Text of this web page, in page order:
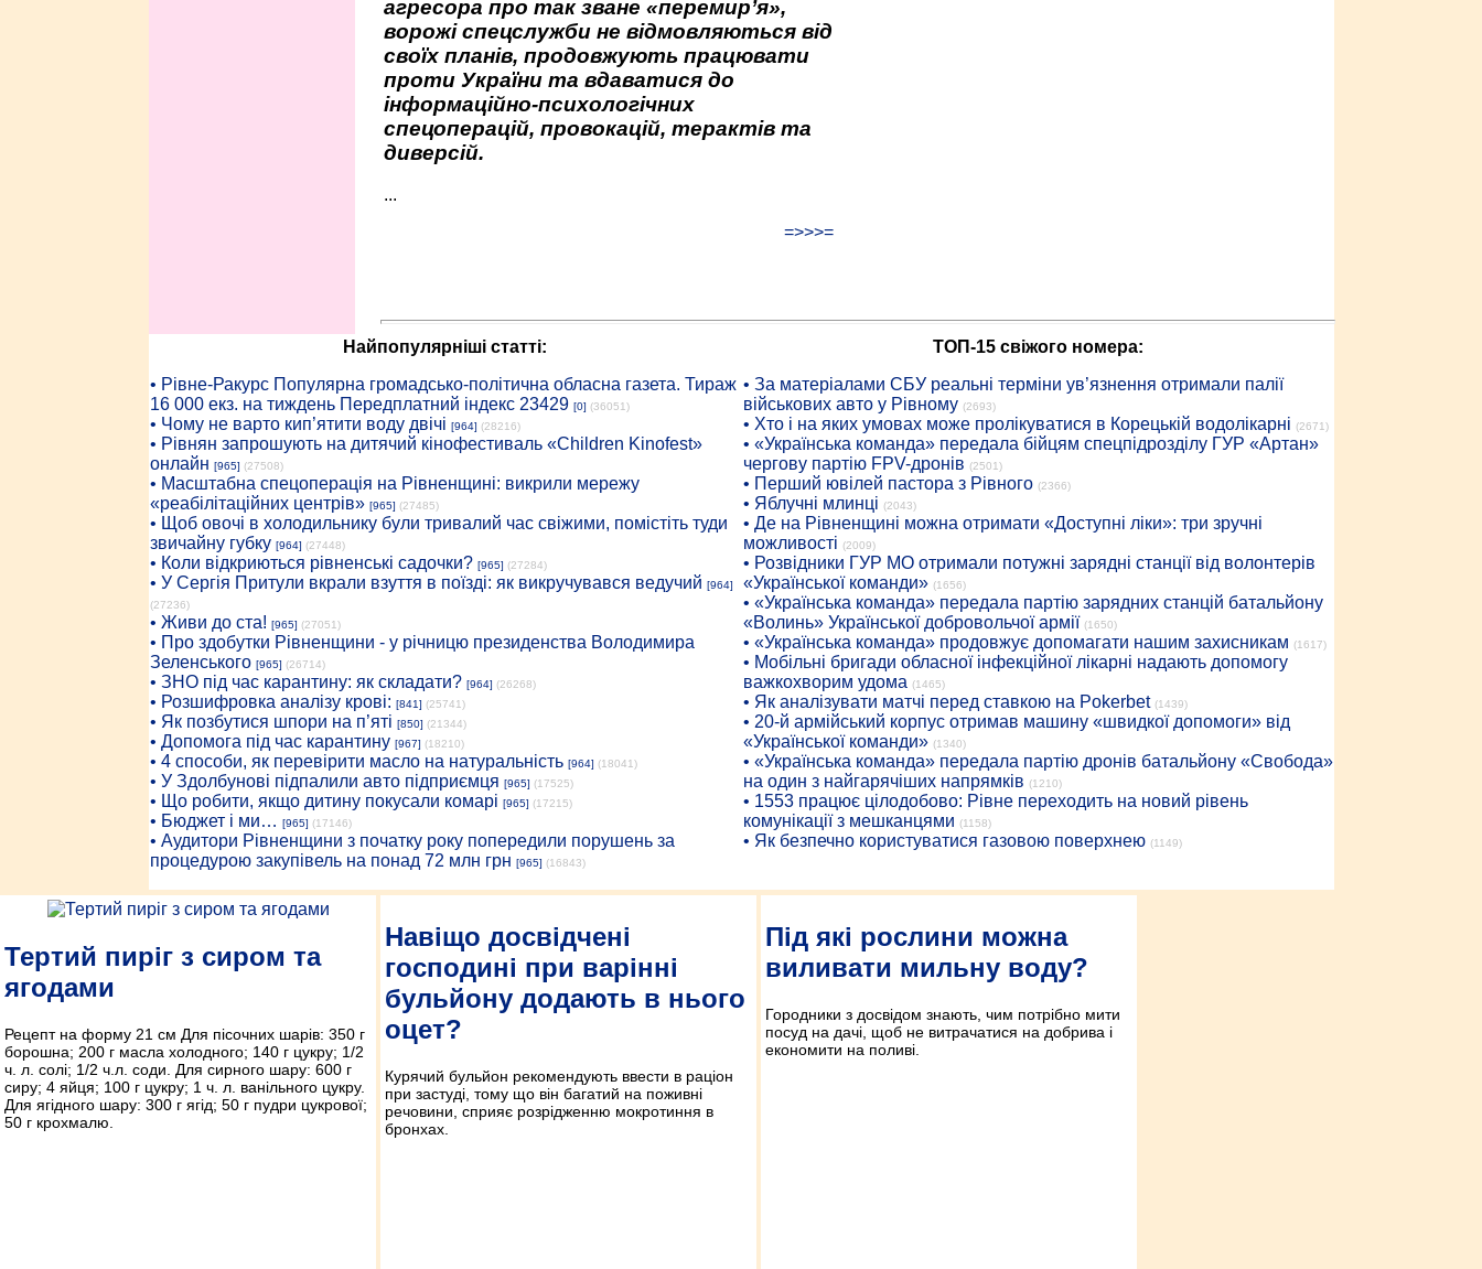
агресора про так зване «перемир’я»,
ворожі спецслужби не відмовляються від
своїх планів, продовжують працювати
проти України та вдаватися до
інформаційно-психологічних
спецоперацій, провокацій, терактів та
диверсій.
...
=>>>=
Найпопулярніші статті:
• Рiвне-Ракурс Популярна громадсько-політична обласна газета. Тираж
16 000 екз. на тиждень Передплатний індекс 23429 [0] (36051)
• Чому не варто кип’ятити воду двічі [964] (28216)
• Рівнян запрошують на дитячий кінофестиваль «Children Kinofest»
онлайн [965] (27508)
• Масштабна спецоперація на Рівненщині: викрили мережу
«реабілітаційних центрів» [965] (27485)
• Щоб овочі в холодильнику були тривалий час свіжими, помістіть туди
звичайну губку [964] (27448)
• Коли відкриються рівненські садочки? [965] (27284)
• У Сергія Притули вкрали взуття в поїзді: як викручувався ведучий [964]
(27236)
• Живи до ста! [965] (27051)
• Про здобутки Рівненщини - у річницю президенства Володимира
Зеленського [965] (26714)
• ЗНО під час карантину: як складати? [964] (26268)
• Розшифровка аналізу крові: [841] (25741)
• Як позбутися шпори на п’яті [850] (21344)
• Допомога під час карантину [967] (18210)
• 4 способи, як перевірити масло на натуральність [964] (18041)
• У Здолбунові підпалили авто підприємця [965] (17525)
• Що робити, якщо дитину покусали комарі [965] (17215)
• Бюджет і ми… [965] (17146)
• Аудитори Рівненщини з початку року попередили порушень за
процедурою закупівель на понад 72 млн грн [965] (16843)
ТОП-15 свіжого номера:
• За матеріалами СБУ реальні терміни ув’язнення отримали палії
військових авто у Рівному (2693)
• Хто і на яких умовах може пролікуватися в Корецькій водолікарні (2671)
• «Українська команда» передала бійцям спецпідрозділу ГУР «Артан»
чергову партію FPV-дронів (2501)
• Перший ювілей пастора з Рівного (2366)
• Яблучні млинці (2043)
• Де на Рівненщині можна отримати «Доступні ліки»: три зручні
можливості (2009)
• Розвідники ГУР МО отримали потужні зарядні станції від волонтерів
«Української команди» (1656)
• «Українська команда» передала партію зарядних станцій батальйону
«Волинь» Української добровольчої армії (1650)
• «Українська команда» продовжує допомагати нашим захисникам (1617)
• Мобільні бригади обласної інфекційної лікарні надають допомогу
важкохворим удома (1465)
• Як аналізувати матчі перед ставкою на Pokerbet (1439)
• 20-й армійський корпус отримав машину «швидкої допомоги» від
«Української команди» (1340)
• «Українська команда» передала партію дронів батальйону «Свобода»
на один з найгарячіших напрямків (1210)
• 1553 працює цілодобово: Рівне переходить на новий рівень
комунікації з мешканцями (1158)
• Як безпечно користуватися газовою поверхнею (1149)
Тертий пиріг з сиром та
ягодами
Рецепт на форму 21 см Для пісочних шарів: 350 г
борошна; 200 г масла холодного; 140 г цукру; 1/2
ч. л. солі; 1/2 ч.л. соди. Для сирного шару: 600 г
сиру; 4 яйця; 100 г цукру; 1 ч. л. ванільного цукру.
Для ягідного шару: 300 г ягід; 50 г пудри цукрової;
50 г крохмалю.
Навіщо досвідчені
господині при варінні
бульйону додають в нього
оцет?
Курячий бульйон рекомендують ввести в раціон
при застуді, тому що він багатий на поживні
речовини, сприяє розрідженню мокротиння в
бронхах.
Під які рослини можна
виливати мильну воду?
Городники з досвідом знають, чим потрібно мити
посуд на дачі, щоб не витрачатися на добрива і
економити на поливі.